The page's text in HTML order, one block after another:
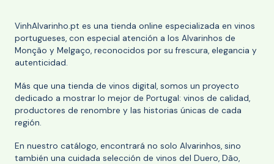
VinhAlvarinho.pt es una tienda online especializada en vinos
portugueses, con especial atención a los Alvarinhos de
Monção y Melgaço, reconocidos por su frescura, elegancia y
autenticidad.
Más que una tienda de vinos digital, somos un proyecto
dedicado a mostrar lo mejor de Portugal: vinos de calidad,
productores de renombre y las historias únicas de cada
región.
En nuestro catálogo, encontrará no solo Alvarinhos, sino
también una cuidada selección de vinos del Duero, Dão,